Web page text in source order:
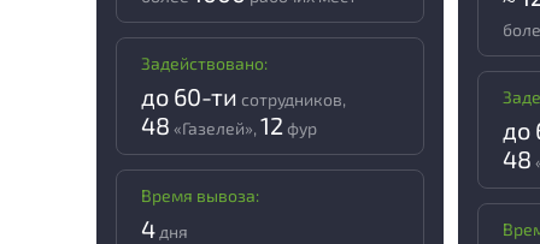
Задействовано:
до 60-ти сотрудников,
48 «Газелей», 12 фур
Время вывоза:
4 дня
до
48